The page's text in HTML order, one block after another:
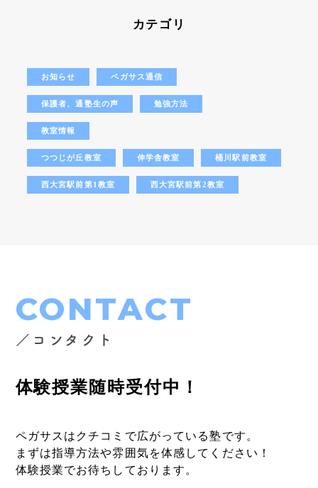
カテゴリ
お知らせ ペガサス通信
保護者、通塾生の声 勉強方法
教室情報
つつじが丘教室 伸学舎教室 桶川駅前教室
西大宮駅前第1教室 西大宮駅前第2教室
CONTACT
／コンタクト
体験授業随時受付中！
ペガサスはクチコミで広がっている塾です。
まずは指導方法や雰囲気を体感してください！
体験授業でお待ちしております。